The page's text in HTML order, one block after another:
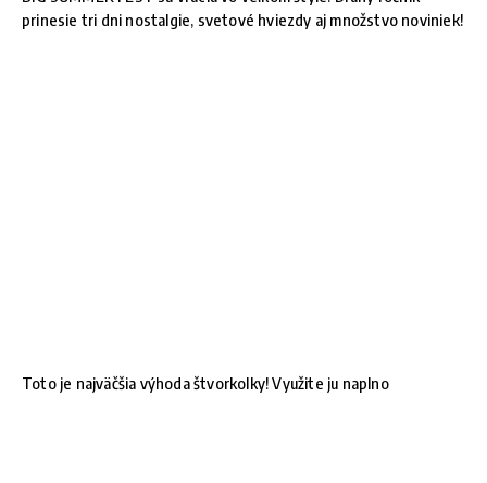
prinesie tri dni nostalgie, svetové hviezdy aj množstvo noviniek!
Toto je najväčšia výhoda štvorkolky! Využite ju naplno